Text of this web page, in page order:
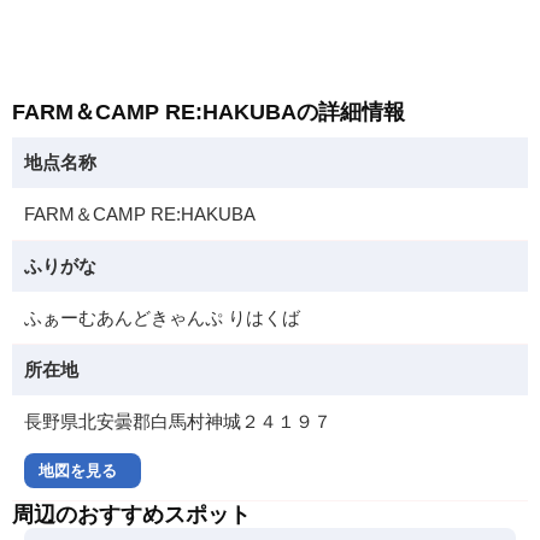
FARM＆CAMP RE:HAKUBAの詳細情報
地点名称
FARM＆CAMP RE:HAKUBA
ふりがな
ふぁーむあんどきゃんぷ りはくば
所在地
長野県北安曇郡白馬村神城２４１９７
地図を見る
周辺のおすすめスポット